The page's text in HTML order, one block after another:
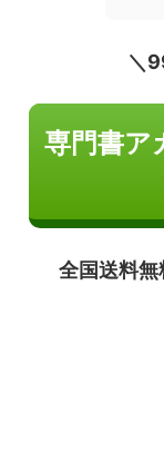
＼
専門書ア
全国送料無